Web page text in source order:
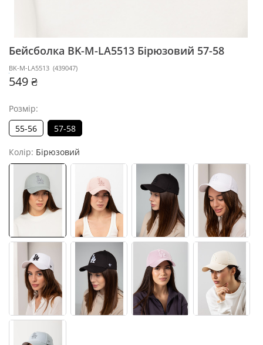
Бейсболка BK-M-LA5513 Бірюзовий 57-58
BK-M-LA5513 (439047)
549 ₴
Розмір:
55-56
57-58
Колір: Бірюзовий